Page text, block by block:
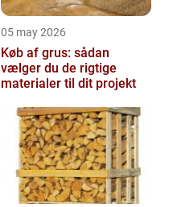
05 may 2026
Køb af grus: sådan
vælger du de rigtige
materialer til dit projekt